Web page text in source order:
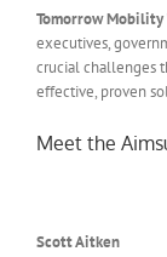
Tomorrow Mobility
executives,
crucial challenges
effective, proven
Meet the
Scott Aitken